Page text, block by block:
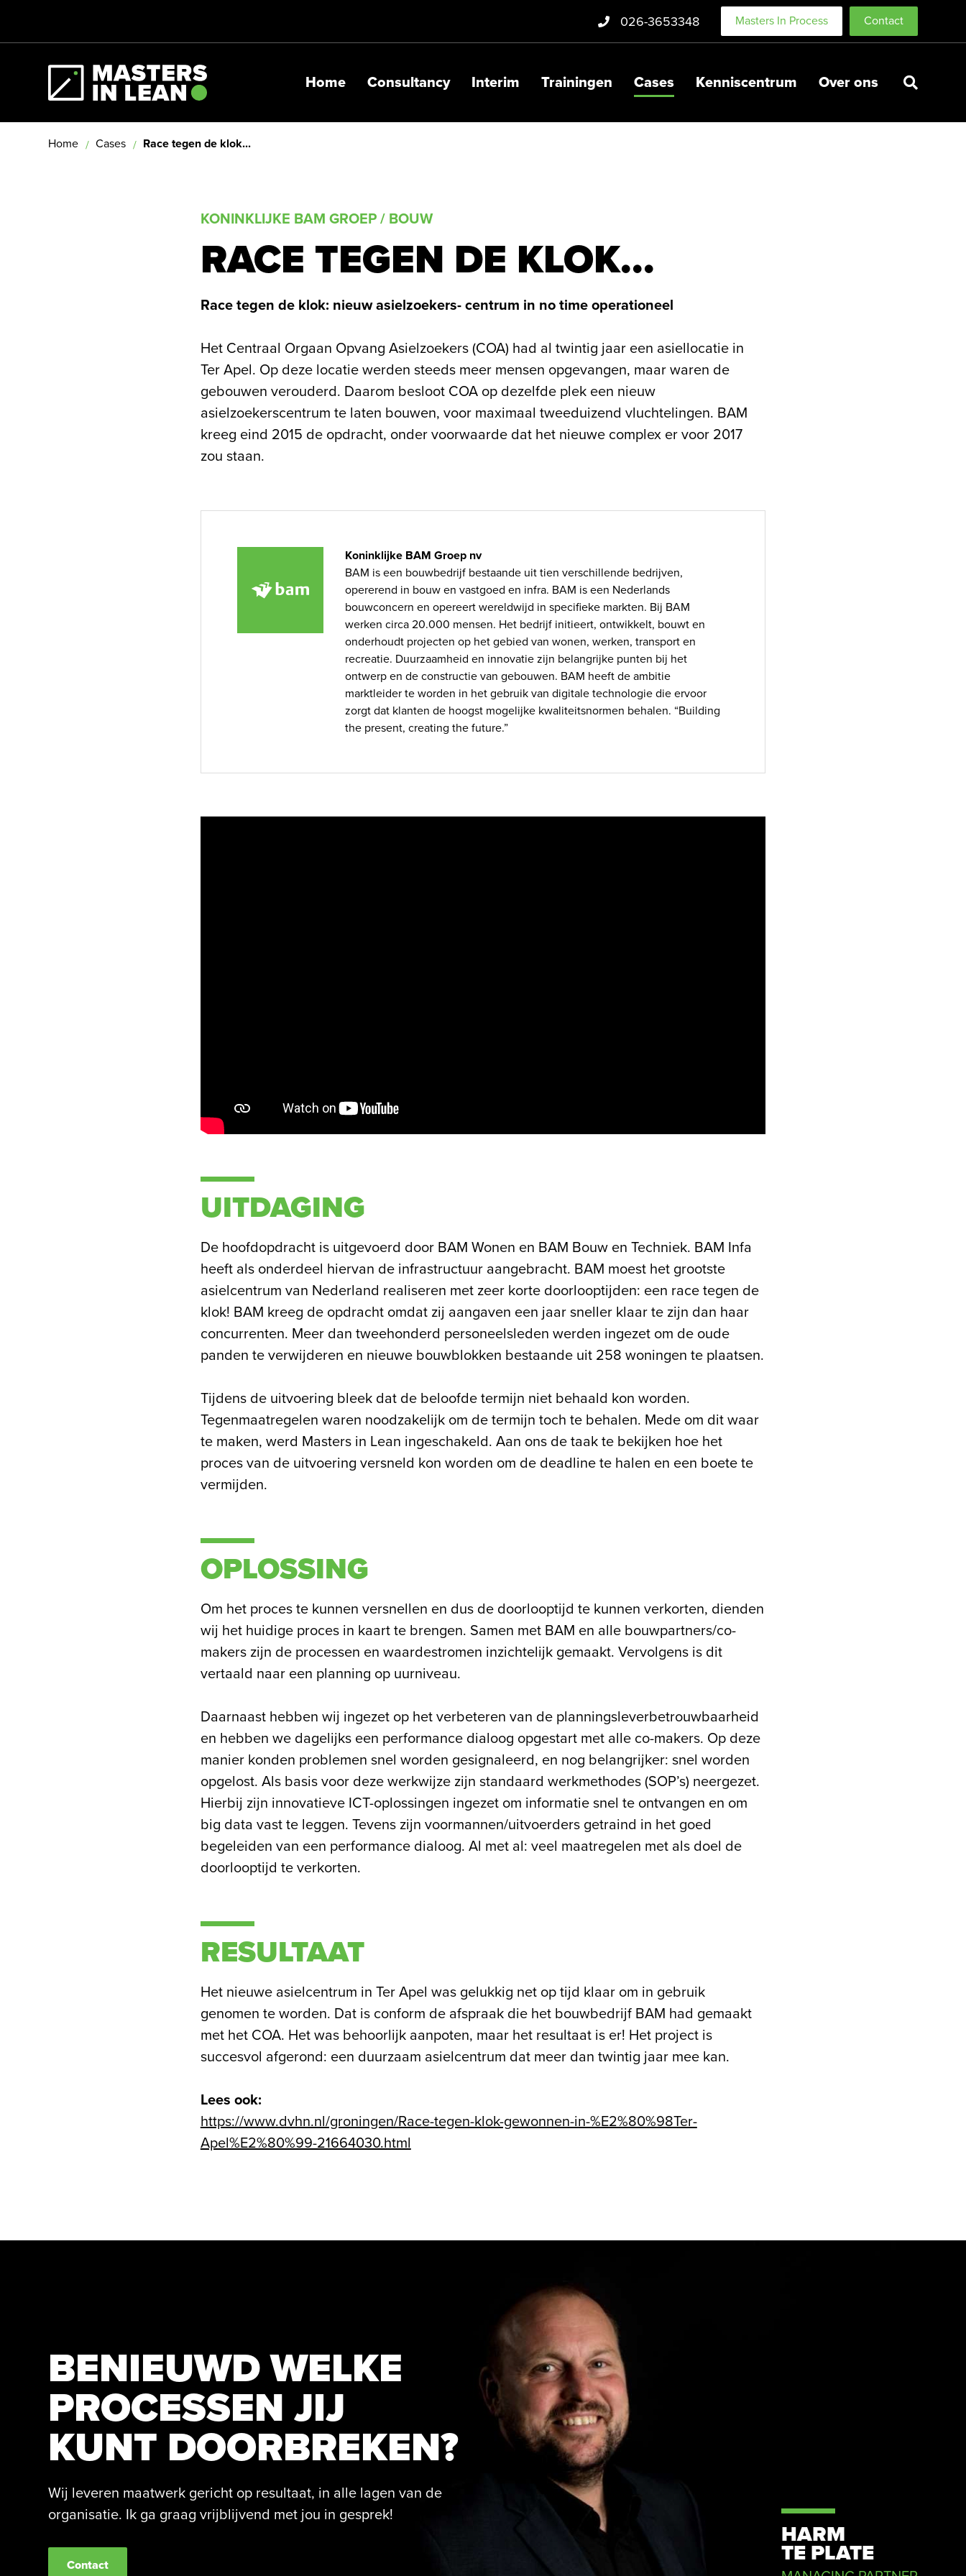
026-3653348 Masters In Process Contact
Home Consultancy Interim Trainingen Cases Kenniscentrum Over ons
Home Cases Race tegen de klok...
KONINKLIJKE BAM GROEP / BOUW
RACE TEGEN DE KLOK...
Race tegen de klok: nieuw asielzoekers- centrum in no time operationeel
Het Centraal Orgaan Opvang Asielzoekers (COA) had al twintig jaar een asiellocatie in
Ter Apel. Op deze locatie werden steeds meer mensen opgevangen, maar waren de
gebouwen verouderd. Daarom besloot COA op dezelfde plek een nieuw
asielzoekerscentrum te laten bouwen, voor maximaal tweeduizend vluchtelingen. BAM
kreeg eind 2015 de opdracht, onder voorwaarde dat het nieuwe complex er voor 2017
zou staan.
Koninklijke BAM Groep nv
BAM is een bouwbedrijf bestaande uit tien verschillende bedrijven,
opererend in bouw en vastgoed en infra. BAM is een Nederlands
bouwconcern en opereert wereldwijd in specifieke markten. Bij BAM
werken circa 20.000 mensen. Het bedrijf initieert, ontwikkelt, bouwt en
onderhoudt projecten op het gebied van wonen, werken, transport en
recreatie. Duurzaamheid en innovatie zijn belangrijke punten bij het
ontwerp en de constructie van gebouwen. BAM heeft de ambitie
marktleider te worden in het gebruik van digitale technologie die ervoor
zorgt dat klanten de hoogst mogelijke kwaliteitsnormen behalen. “Building
the present, creating the future.”
UITDAGING
De hoofdopdracht is uitgevoerd door BAM Wonen en BAM Bouw en Techniek. BAM Infa
heeft als onderdeel hiervan de infrastructuur aangebracht. BAM moest het grootste
asielcentrum van Nederland realiseren met zeer korte doorlooptijden: een race tegen de
klok! BAM kreeg de opdracht omdat zij aangaven een jaar sneller klaar te zijn dan haar
concurrenten. Meer dan tweehonderd personeelsleden werden ingezet om de oude
panden te verwijderen en nieuwe bouwblokken bestaande uit 258 woningen te plaatsen.
Tijdens de uitvoering bleek dat de beloofde termijn niet behaald kon worden.
Tegenmaatregelen waren noodzakelijk om de termijn toch te behalen. Mede om dit waar
te maken, werd Masters in Lean ingeschakeld. Aan ons de taak te bekijken hoe het
proces van de uitvoering versneld kon worden om de deadline te halen en een boete te
vermijden.
OPLOSSING
Om het proces te kunnen versnellen en dus de doorlooptijd te kunnen verkorten, dienden
wij het huidige proces in kaart te brengen. Samen met BAM en alle bouwpartners/co-
makers zijn de processen en waardestromen inzichtelijk gemaakt. Vervolgens is dit
vertaald naar een planning op uurniveau.
Daarnaast hebben wij ingezet op het verbeteren van de planningsleverbetrouwbaarheid
en hebben we dagelijks een performance dialoog opgestart met alle co-makers. Op deze
manier konden problemen snel worden gesignaleerd, en nog belangrijker: snel worden
opgelost. Als basis voor deze werkwijze zijn standaard werkmethodes (SOP’s) neergezet.
Hierbij zijn innovatieve ICT-oplossingen ingezet om informatie snel te ontvangen en om
big data vast te leggen. Tevens zijn voormannen/uitvoerders getraind in het goed
begeleiden van een performance dialoog. Al met al: veel maatregelen met als doel de
doorlooptijd te verkorten.
RESULTAAT
Het nieuwe asielcentrum in Ter Apel was gelukkig net op tijd klaar om in gebruik
genomen te worden. Dat is conform de afspraak die het bouwbedrijf BAM had gemaakt
met het COA. Het was behoorlijk aanpoten, maar het resultaat is er! Het project is
succesvol afgerond: een duurzaam asielcentrum dat meer dan twintig jaar mee kan.
Lees ook:
https://www.dvhn.nl/groningen/Race-tegen-klok-gewonnen-in-%E2%80%98Ter-
Apel%E2%80%99-21664030.html
BENIEUWD WELKE
PROCESSEN JIJ
KUNT DOORBREKEN?
Wij leveren maatwerk gericht op resultaat, in alle lagen van de
organisatie. Ik ga graag vrijblijvend met jou in gesprek!
Contact
HARM
TE PLATE